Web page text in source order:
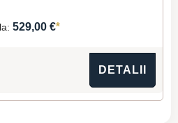
529,00 €*
DETALII